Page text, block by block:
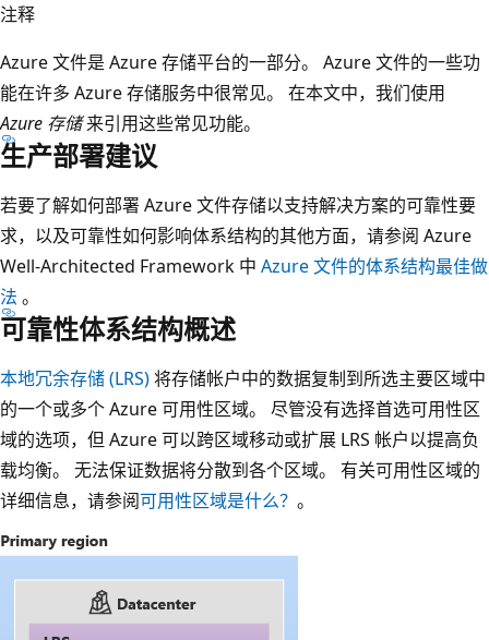
注释
Azure 文件是 Azure 存储平台的一部分。 Azure 文件的一些功
能在许多 Azure 存储服务中很常见。 在本文中，我们使用
Azure 存储来引用这些常见功能。
生产部署建议
若要了解如何部署 Azure 文件存储以支持解决方案的可靠性要
求，以及可靠性如何影响体系结构的其他方面，请参阅 Azure
Well-Architected Framework 中 Azure 文件的体系结构最佳做
法 。
可靠性体系结构概述
本地冗余存储 (LRS)将存储帐户中的数据复制到所选主要区域中
的一个或多个 Azure 可用性区域。 尽管没有选择首选可用性区
域的选项，但 Azure 可以跨区域移动或扩展 LRS 帐户以提高负
载均衡。 无法保证数据将分散到各个区域。 有关可用性区域的
详细信息，请参阅可用性区域是什么？ 。